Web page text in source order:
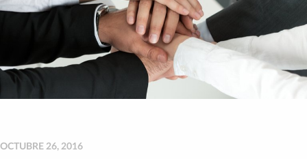
OCTUBRE 26, 2016